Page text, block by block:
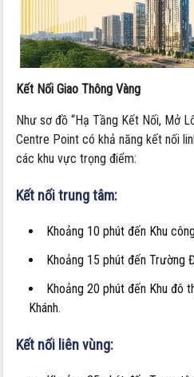
Kết Nối Giao Thông Vàng
Như sơ đồ “Hạ Tầng Kết Nối, Mở
Centre Point có khả năng kết nối
các khu vực trọng điểm:
Kết nối trung tâm:
Khoảng 10 phút đến Khu
Khoảng 15 phút đến Trường
Khoảng 20 phút đến Khu đô
Khánh.
Kết nối liên vùng: